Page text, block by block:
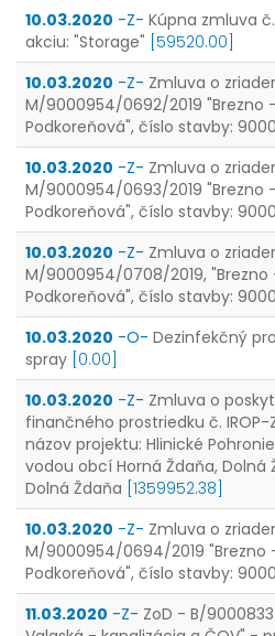
10.03.2020 -Z- Kúpna zmluva
akciu: "Storage" [59520.00]
10.03.2020 -Z- Zmluva o
M/9000954/0692/2019 "Brezno
Podkoreňová", číslo stavby:
10.03.2020 -Z- Zmluva o
M/9000954/0693/2019 "Brezno
Podkoreňová", číslo stavby:
10.03.2020 -Z- Zmluva o
M/9000954/0708/2019, "Brezno
Podkoreňová", číslo stavby:
10.03.2020 -O- Dezinfekčný
spray [0.00]
10.03.2020 -Z- Zmluva o
finančného prostriedku č. IROP-
názov projektu: Hlinické
vodou obcí Horná Ždaňa, Dolná
Dolná Ždaňa [1359952.38]
10.03.2020 -Z- Zmluva o
M/9000954/0694/2019 "Brezno
Podkoreňová", číslo stavby:
11.03.2020 -Z- ZoD - B/